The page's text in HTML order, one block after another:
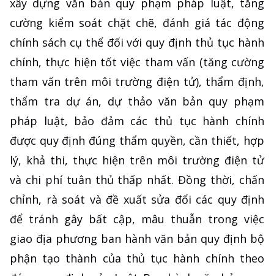
xây dựng văn bản quy phạm pháp luật, tăng
cường kiểm soát chặt chẽ, đánh giá tác động
chính sách cụ thể đối với quy định thủ tục hành
chính, thực hiện tốt việc tham vấn (tăng cường
tham vấn trên môi trường điện tử), thẩm định,
thẩm tra dự án, dự thảo văn bản quy phạm
pháp luật, bảo đảm các thủ tục hành chính
được quy định đúng thẩm quyền, cần thiết, hợp
lý, khả thi, thực hiện trên môi trường điện tử
và chi phí tuân thủ thấp nhất. Đồng thời, chấn
chỉnh, rà soát và đề xuất sửa đổi các quy định
để tránh gây bất cập, mâu thuẫn trong việc
giao địa phương ban hành văn bản quy định bộ
phận tạo thành của thủ tục hành chính theo